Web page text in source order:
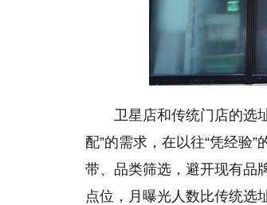
卫星店和传统门店的选
配”的需求，在以往“凭经验
带、品类筛选，避开现有品
点位，月曝光人数比传统选